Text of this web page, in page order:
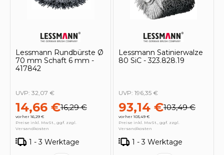
Lessmann Rundbürste Ø
70 mm Schaft 6 mm -
417842
14,66 €16,29 €
vorher 16,29 €
UVP: 32,07 €
Preise inkl. MwSt., ggf. zzgl.
Versandkosten
1 - 3 Werktage
Lessmann Satinierwalze
80 SiC - 323.828.19
93,14 €103,49 €
vorher 103,49 €
UVP: 196,35 €
Preise inkl. MwSt., ggf. zzgl.
Versandkosten
1 - 3 Werktage